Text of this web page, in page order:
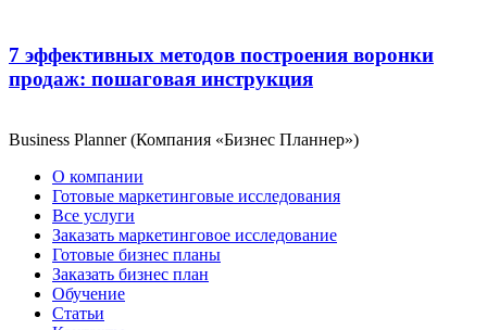
7 эффективных методов построения воронки
продаж: пошаговая инструкция
Business Planner (Компания «Бизнес Планнер»)
О компании
Готовые маркетинговые исследования
Все услуги
Заказать маркетинговое исследование
Готовые бизнес планы
Заказать бизнес план
Обучение
Статьи